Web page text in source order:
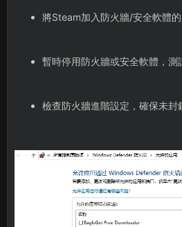
將Steam加入防火牆/安全軟體
暫時停用防火牆或安全軟體，測
檢查防火牆進階設定，確保未封